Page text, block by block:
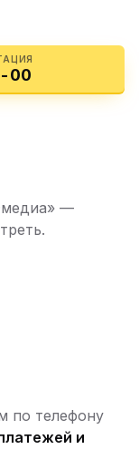
00
—
по телефону
и